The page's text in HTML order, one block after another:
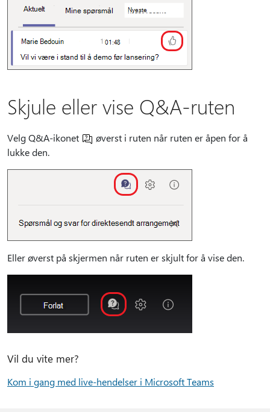
Skjule eller vise Q&A-ruten
Velg Q&A-ikonet
øverst i ruten når ruten er åpen for å
lukke den.
Eller øverst på skjermen når ruten er skjult for å vise den.
Vil du vite mer?
Kom i gang med live-hendelser i Microsoft Teams